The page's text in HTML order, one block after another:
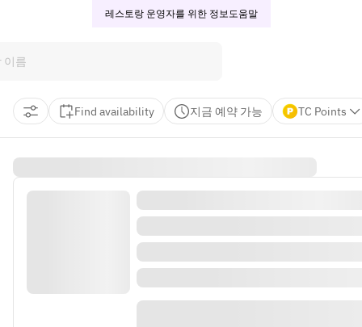
레스토랑 운영자를 위한 정보도움말
Find availability 지금 예약 가능 TC Points